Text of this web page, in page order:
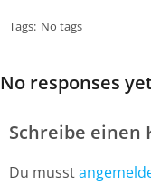
Tags: No tags
No responses
Schreibe einen
Du musst